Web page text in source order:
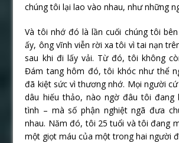
chúng tôi lại lao vào nhau, như những
Và tôi nhớ đó là lần cuối chúng tôi
ấy, ông vĩnh viễn rời xa tôi vì tai nạn
sau khi đi lấy vải. Từ đó, tôi không
Đám tang hôm đó, tôi khóc như thể
đã kiệt sức vì thương nhớ. Mọi người
dâu hiếu thảo, nào ngờ đâu tôi đang
tình – mà số phận nghiệt ngã đưa
nhau. Năm đó, tôi 25 tuổi và tôi đang
một giọt máu của một trong hai người